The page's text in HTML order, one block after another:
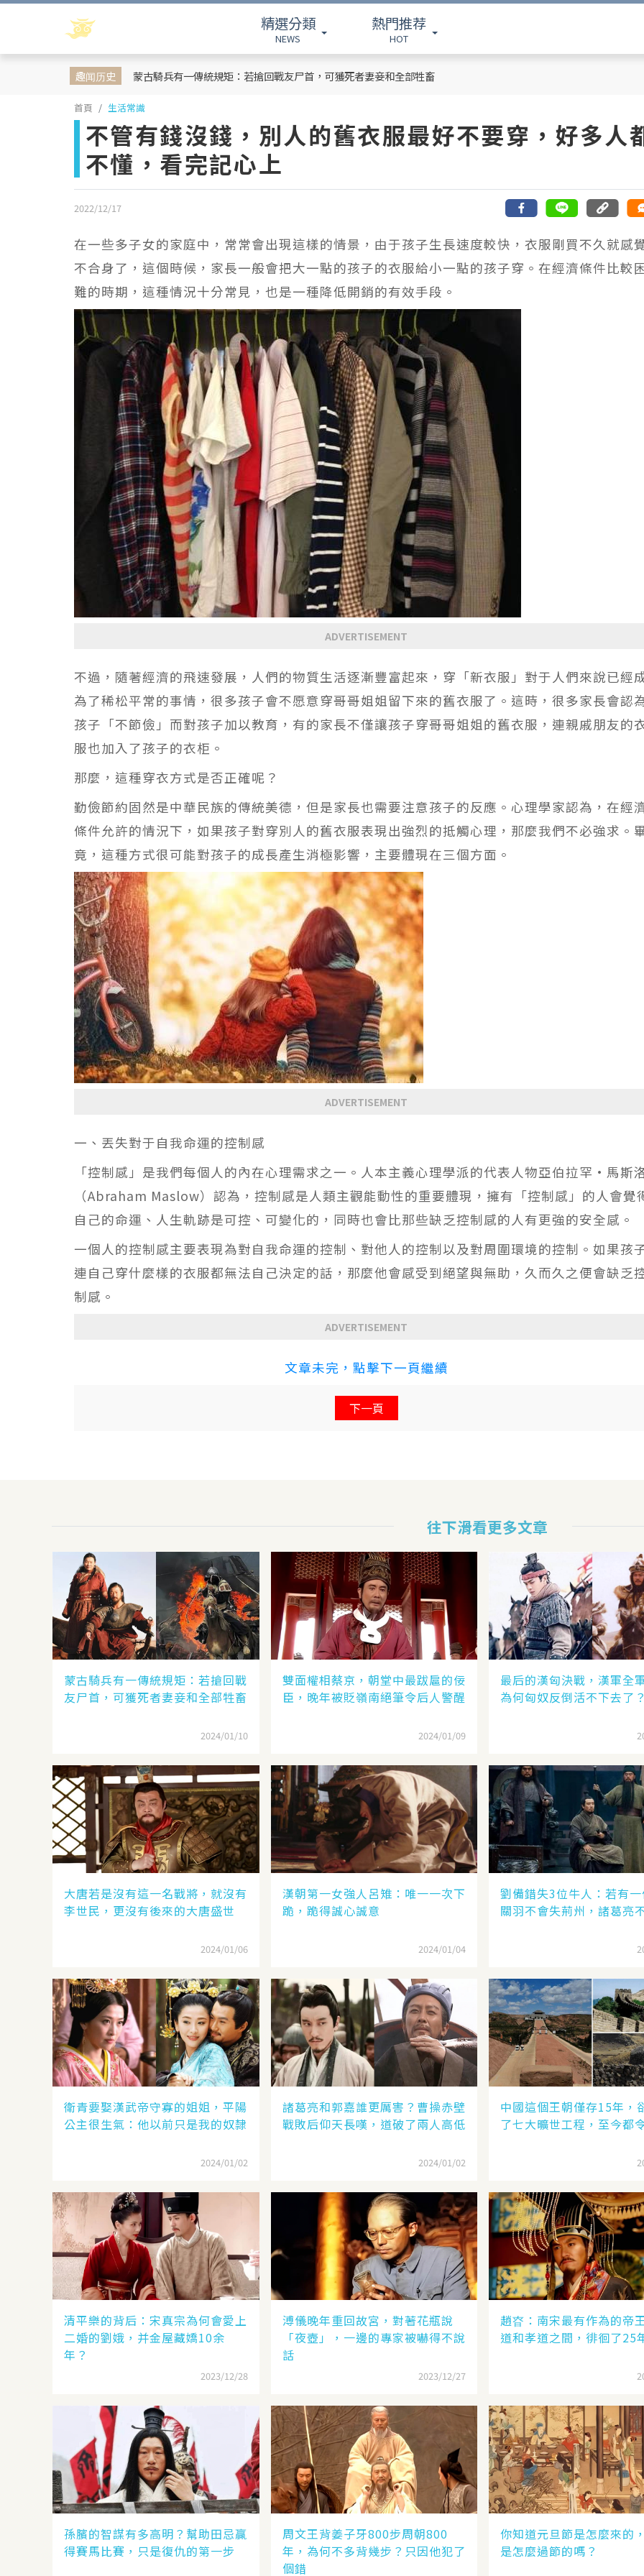
精選分類
NEWS
熱門推荐
HOT
趣闻历史 蒙古騎兵有一傳統規矩：若搶回戰友尸首，可獲死者妻妾和全部牲畜
首頁 生活常識
不管有錢沒錢，別人的舊衣服最好不要穿，好多人
不懂，看完記心上
2022/12/17
在一些多子女的家庭中，常常會出現這樣的情景，由于孩子生長速度較快，衣服剛買不久就感
不合身了，這個時候，家長一般會把大一點的孩子的衣服給小一點的孩子穿。在經濟條件比較
難的時期，這種情況十分常見，也是一種降低開銷的有效手段。
ADVERTISEMENT
不過，隨著經濟的飛速發展，人們的物質生活逐漸豐富起來，穿「新衣服」對于人們來說已經
為了稀松平常的事情，很多孩子會不愿意穿哥哥姐姐留下來的舊衣服了。這時，很多家長會認
孩子「不節儉」而對孩子加以教育，有的家長不僅讓孩子穿哥哥姐姐的舊衣服，連親戚朋友的
服也加入了孩子的衣柜。
那麼，這種穿衣方式是否正確呢？
勤儉節約固然是中華民族的傳統美德，但是家長也需要注意孩子的反應。心理學家認為，在經
條件允許的情況下，如果孩子對穿別人的舊衣服表現出強烈的抵觸心理，那麼我們不必強求。
竟，這種方式很可能對孩子的成長產生消極影響，主要體現在三個方面。
ADVERTISEMENT
一、丟失對于自我命運的控制感
「控制感」是我們每個人的內在心理需求之一。人本主義心理學派的代表人物亞伯拉罕·馬斯
（Abraham Maslow）認為，控制感是人類主觀能動性的重要體現，擁有「控制感」的人會覺
自己的命運、人生軌跡是可控、可變化的，同時也會比那些缺乏控制感的人有更強的安全感。
一個人的控制感主要表現為對自我命運的控制、對他人的控制以及對周圍環境的控制。如果孩
連自己穿什麼樣的衣服都無法自己決定的話，那麼他會感受到絕望與無助，久而久之便會缺乏
制感。
ADVERTISEMENT
文章未完，點擊下一頁繼續
下一頁
往下滑看更多文章
蒙古騎兵有一傳統規矩：若搶回戰
友尸首，可獲死者妻妾和全部牲畜
2024/01/10
雙面權相蔡京，朝堂中最跋扈的佞
臣，晚年被貶嶺南絕筆令后人警醒
2024/01/09
最后的漢匈決戰，漢軍全
為何匈奴反倒活不下去了？
大唐若是沒有這一名戰將，就沒有
李世民，更沒有後來的大唐盛世
2024/01/06
漢朝第一女強人呂雉：唯一一次下
跪，跪得誠心誠意
2024/01/04
劉備錯失3位牛人：若有一
關羽不會失荊州，諸葛亮
衛青要娶漢武帝守寡的姐姐，平陽
公主很生氣：他以前只是我的奴隸
2024/01/02
諸葛亮和郭嘉誰更厲害？曹操赤壁
戰敗后仰天長嘆，道破了兩人高低
2024/01/02
中國這個王朝僅存15年，
了七大曠世工程，至今都
清平樂的背后：宋真宗為何會愛上
二婚的劉娥，并金屋藏嬌10余
年？
2023/12/28
溥儀晚年重回故宮，對著花瓶說
「夜壺」，一邊的專家被嚇得不說
話
2023/12/27
趙昚：南宋最有作為的帝
道和孝道之間，徘徊了25
孫臏的智謀有多高明？幫助田忌贏
得賽馬比賽，只是復仇的第一步
周文王背姜子牙800步周朝800
年，為何不多背幾步？只因他犯了
個錯
你知道元旦節是怎麼來的
是怎麼過節的嗎？